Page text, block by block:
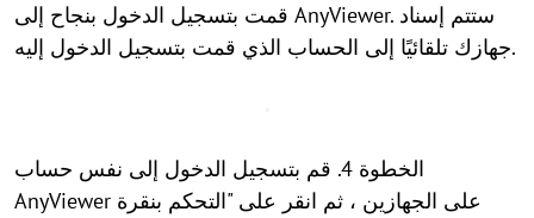
قمت بتسجيل الدخول بنجاح إلى AnyViewer. ستتم إسناد
جهازك تلقائيًا إلى الحساب الذي قمت بتسجيل الدخول إليه.
الخطوة 4. قم بتسجيل الدخول إلى نفس حساب
AnyViewer على الجهازين ، ثم انقر على "التحكم بنقرة